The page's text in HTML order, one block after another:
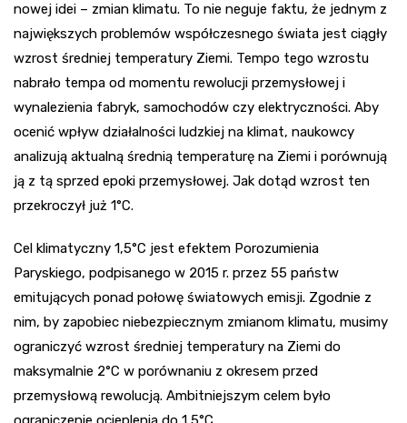
nowej idei – zmian klimatu. To nie neguje faktu, że jednym z
największych problemów współczesnego świata jest ciągły
wzrost średniej temperatury Ziemi. Tempo tego wzrostu
nabrało tempa od momentu rewolucji przemysłowej i
wynalezienia fabryk, samochodów czy elektryczności. Aby
ocenić wpływ działalności ludzkiej na klimat, naukowcy
analizują aktualną średnią temperaturę na Ziemi i porównują
ją z tą sprzed epoki przemysłowej. Jak dotąd wzrost ten
przekroczył już 1°C.
Cel klimatyczny 1,5°C jest efektem Porozumienia
Paryskiego, podpisanego w 2015 r. przez 55 państw
emitujących ponad połowę światowych emisji. Zgodnie z
nim, by zapobiec niebezpiecznym zmianom klimatu, musimy
ograniczyć wzrost średniej temperatury na Ziemi do
maksymalnie 2°C w porównaniu z okresem przed
przemysłową rewolucją. Ambitniejszym celem było